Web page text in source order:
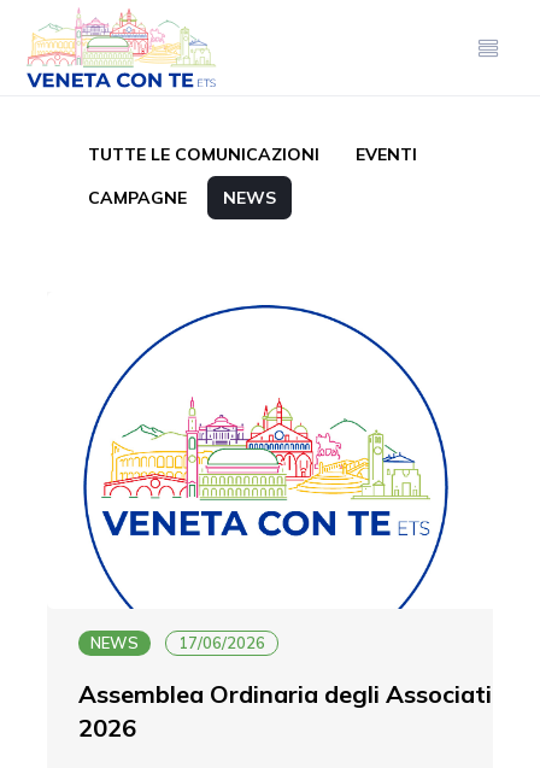
TUTTE LE COMUNICAZIONI EVENTI
CAMPAGNE NEWS
NEWS 17/06/2026
Assemblea Ordinaria degli Associati
2026